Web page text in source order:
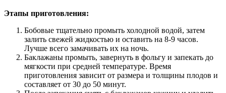
Этапы приготовления:
Бобовые тщательно промыть холодной водой, затем
залить свежей жидкостью и оставить на 8-9 часов.
Лучше всего замачивать их на ночь.
Баклажаны промыть, завернуть в фольгу и запекать до
мягкости при средней температуре. Время
приготовления зависит от размера и толщины плодов и
составляет от 30 до 50 минут.